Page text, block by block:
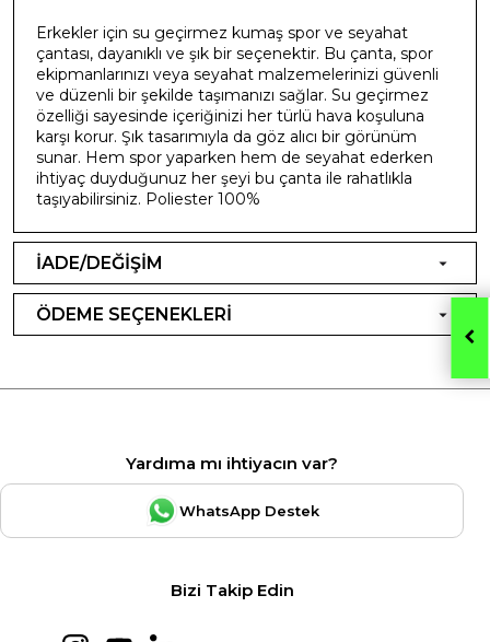
Erkekler için su geçirmez kumaş spor ve seyahat
çantası, dayanıklı ve şık bir seçenektir. Bu çanta, spor
ekipmanlarınızı veya seyahat malzemelerinizi güvenli
ve düzenli bir şekilde taşımanızı sağlar. Su geçirmez
özelliği sayesinde içeriğinizi her türlü hava koşuluna
karşı korur. Şık tasarımıyla da göz alıcı bir görünüm
sunar. Hem spor yaparken hem de seyahat ederken
ihtiyaç duyduğunuz her şeyi bu çanta ile rahatlıkla
taşıyabilirsiniz. Poliester 100%
İADE/DEĞİŞİM
ÖDEME SEÇENEKLERİ
Yardıma mı ihtiyacın var?
WhatsApp Destek
Bizi Takip Edin